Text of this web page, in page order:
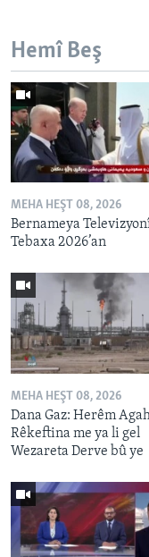
Hemî Beş
MEHA HEŞT 08, 2026
Bernameya Televizyonî
Tebaxa 2026’an
MEHA HEŞT 08, 2026
Dana Gaz: Herêm
Rêkeftina me ya li gel
Wezareta Derve bû ye